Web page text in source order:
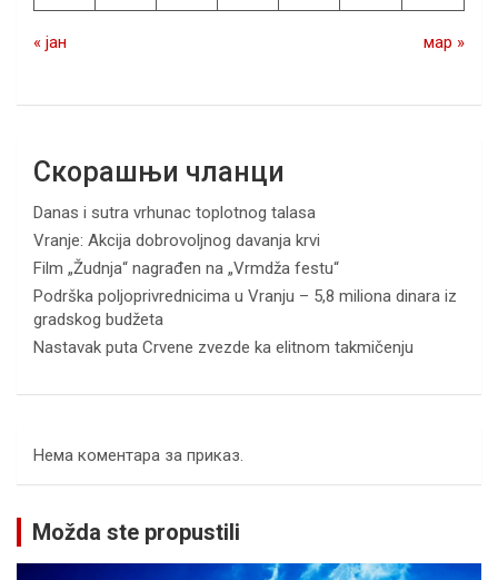
« јан мар »
Скорашњи чланци
Danas i sutra vrhunac toplotnog talasa
Vranje: Akcija dobrovoljnog davanja krvi
Film „Žudnja“ nagrađen na „Vrmdža festu“
Podrška poljoprivrednicima u Vranju – 5,8 miliona dinara iz
gradskog budžeta
Nastavak puta Crvene zvezde ka elitnom takmičenju
Нема коментара за приказ.
Možda ste propustili